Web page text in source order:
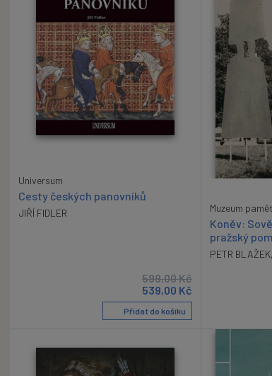
Universum
Cesty českých panovníků
JIŘÍ FIDLER
599,00Kč
539,00 Kč
Přidat do košíku
Muzeum
Koněv:
pražský
PETR BLAŽEK,